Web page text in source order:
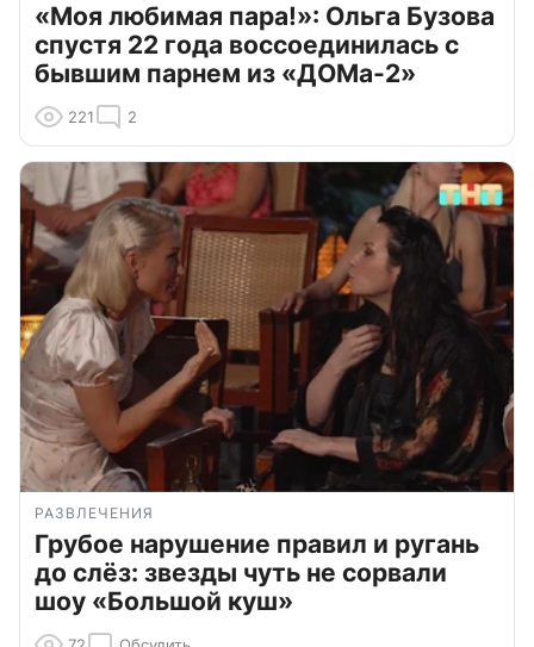
«Моя любимая пара!»: Ольга Бузова
спустя 22 года воссоединилась с
бывшим парнем из «ДОМа-2»
221 2
РАЗВЛЕЧЕНИЯ
Грубое нарушение правил и ругань
до слёз: звезды чуть не сорвали
шоу «Большой куш»